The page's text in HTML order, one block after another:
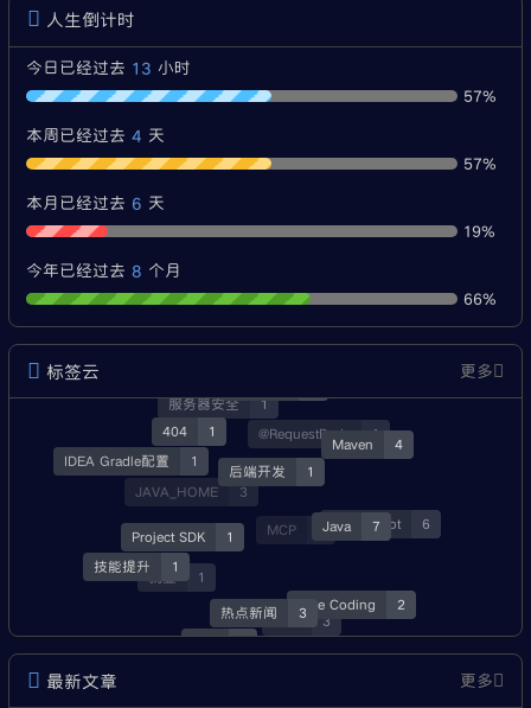
人生倒计时
今日已经过去 13 小时
57%
本周已经过去 4 天
57%
本月已经过去 6 天
19%
今年已经过去 8 个月
66%
标签云 更多
后端开发 1
Java 7
Maven 4
404 1
Project SDK 1
热点新闻 3Vibe Coding 2
SpringBoot 6
@RequestBody 1
服务器安全 1
IDEA Gradle配置 1
技能提升 1
Skill 1
资源 3
MCP
JAVA_HOME 3
就业 1
最新文章 更多